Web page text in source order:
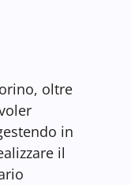
oltre
in
il